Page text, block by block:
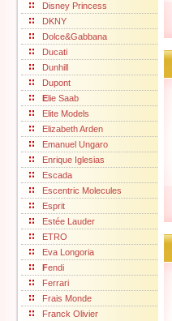
Disney Princess
DKNY
Dolce&Gabbana
Ducati
Dunhill
Dupont
Elie Saab
Elite Models
Elizabeth Arden
Emanuel Ungaro
Enrique Iglesias
Escada
Escentric Molecules
Esprit
Estée Lauder
ETRO
Eva Longoria
Fendi
Ferrari
Frais Monde
Franck Olivier